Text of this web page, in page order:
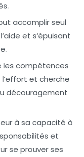
accomplir seul
et s’épuisant
les compétences
et cherche
découragement
à sa capacité à
et
se prouver ses